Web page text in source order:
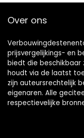
Over ons
prijsvergelijkings- en
biedt die beschikbaar
houdt via de laatst
zijn auteursrechtelijk
eigenaren. Alle
respectievelijke